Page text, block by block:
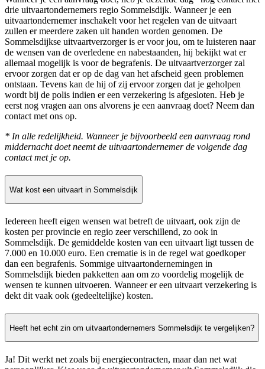
drie uitvaartondernemers regio Sommelsdijk. Wanneer je een
uitvaartondernemer inschakelt voor het regelen van de uitvaart
zullen er meerdere zaken uit handen worden genomen. De
Sommelsdijkse uitvaartverzorger is er voor jou, om te luisteren naar
de wensen van de overledene en nabestaanden, hij bekijkt wat er
allemaal mogelijk is voor de begrafenis. De uitvaartverzorger zal
ervoor zorgen dat er op de dag van het afscheid geen problemen
ontstaan. Tevens kan de hij of zij ervoor zorgen dat je geholpen
wordt bij de polis indien er een verzekering is afgesloten. Heb je
eerst nog vragen aan ons alvorens je een aanvraag doet? Neem dan
contact met ons op.
* In alle redelijkheid. Wanneer je bijvoorbeeld een aanvraag rond
middernacht doet neemt de uitvaartondernemer de volgende dag
contact met je op.
Wat kost een uitvaart in Sommelsdijk
Iedereen heeft eigen wensen wat betreft de uitvaart, ook zijn de
kosten per provincie en regio zeer verschillend, zo ook in
Sommelsdijk. De gemiddelde kosten van een uitvaart ligt tussen de
7.000 en 10.000 euro. Een crematie is in de regel wat goedkoper
dan een begrafenis. Sommige uitvaartondernemingen in
Sommelsdijk bieden pakketten aan om zo voordelig mogelijk de
wensen te kunnen uitvoeren. Wanneer er een uitvaart verzekering is
dekt dit vaak ook (gedeeltelijke) kosten.
Heeft het echt zin om uitvaartondernemers Sommelsdijk te vergelijken?
Ja! Dit werkt net zoals bij energiecontracten, maar dan net wat